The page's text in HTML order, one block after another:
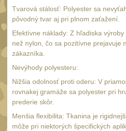
Accushot Tactical9
Accushot Precision
Hunter6
BugBuster
Kolimátory
Schmidt&Bender 3
Delta Optical
Sightmark 19
Tvarová stálosť: Polyester sa
pôvodný tvar aj pri plnom zaťažení.
Efektívne náklady: Z hľadiska
než nylon, čo sa pozitívne prejavuje
zákazníka.
Nevýhody polyesteru:
Nižšia odolnosť proti oderu: V
rovnakej gramáže sa polyester pri
prederie skôr.
Menšia flexibilita: Tkanina je
môže pri niektorých špecifických